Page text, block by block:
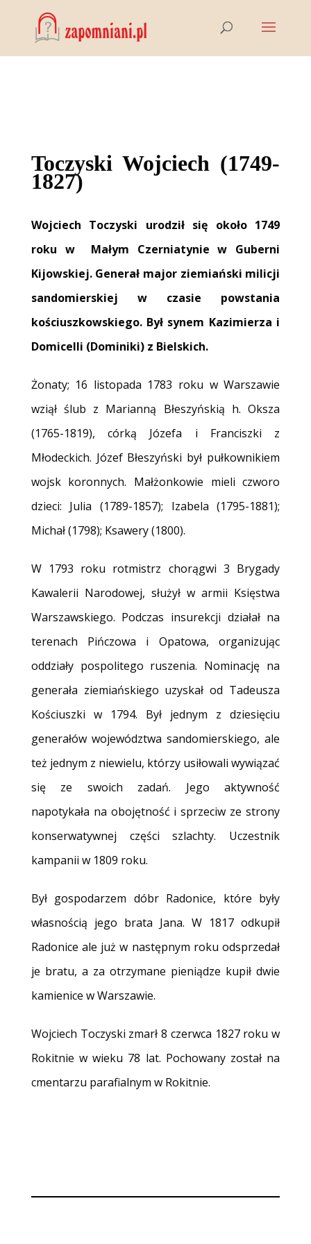
Toczyski Wojciech (1749-
1827)
Wojciech Toczyski urodził się około 1749
roku w Małym Czerniatynie w Guberni
Kijowskiej. Generał major ziemiański milicji
sandomierskiej w czasie powstania
kościuszkowskiego. Był synem Kazimierza i
Domicelli (Dominiki) z Bielskich.
Żonaty; 16 listopada 1783 roku w Warszawie
wziął ślub z Marianną Błeszyńskią h. Oksza
(1765-1819), córką Józefa i Franciszki z
Młodeckich. Józef Błeszyński był pułkownikiem
wojsk koronnych. Małżonkowie mieli czworo
dzieci: Julia (1789-1857); Izabela (1795-1881);
Michał (1798); Ksawery (1800).
W 1793 roku rotmistrz chorągwi 3 Brygady
Kawalerii Narodowej, służył w armii Księstwa
Warszawskiego. Podczas insurekcji działał na
terenach Pińczowa i Opatowa, organizując
oddziały pospolitego ruszenia. Nominację na
generała ziemiańskiego uzyskał od Tadeusza
Kościuszki w 1794. Był jednym z dziesięciu
generałów województwa sandomierskiego, ale
też jednym z niewielu, którzy usiłowali wywiązać
się ze swoich zadań. Jego aktywność
napotykała na obojętność i sprzeciw ze strony
konserwatywnej części szlachty. Uczestnik
kampanii w 1809 roku.
Był gospodarzem dóbr Radonice, które były
własnością jego brata Jana. W 1817 odkupił
Radonice ale już w następnym roku odsprzedał
je bratu, a za otrzymane pieniądze kupił dwie
kamienice w Warszawie.
Wojciech Toczyski zmarł 8 czerwca 1827 roku w
Rokitnie w wieku 78 lat. Pochowany został na
cmentarzu parafialnym w Rokitnie.